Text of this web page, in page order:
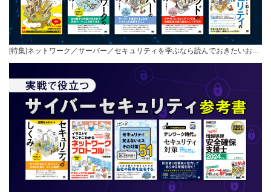
[特集]ネットワーク／サーバー／セキュリティを学ぶなら読んでおきたいお…